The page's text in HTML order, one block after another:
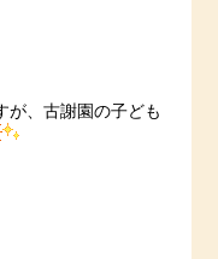
が、古謝園の子ども